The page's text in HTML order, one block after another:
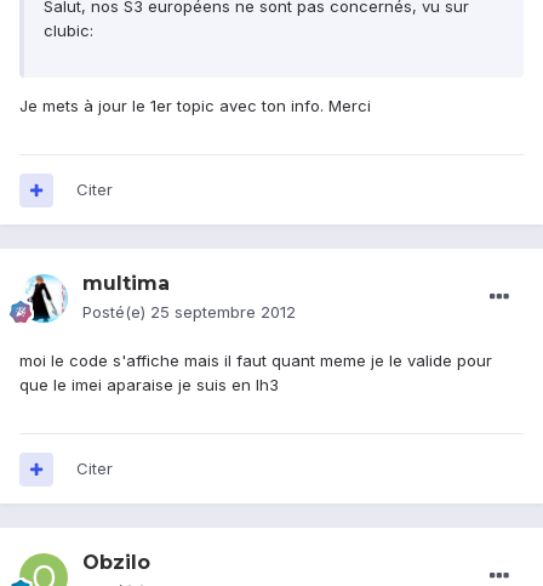
Salut, nos S3 européens ne sont pas concernés, vu sur
clubic:
Je mets à jour le 1er topic avec ton info. Merci
Citer
multima
Posté(e) 25 septembre 2012
moi le code s'affiche mais il faut quant meme je le valide pour
que le imei aparaise je suis en lh3
Citer
Obzilo